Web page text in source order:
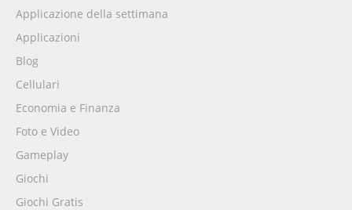
Applicazione della settimana
Applicazioni
Blog
Cellulari
Economia e Finanza
Foto e Video
Gameplay
Giochi
Giochi Gratis